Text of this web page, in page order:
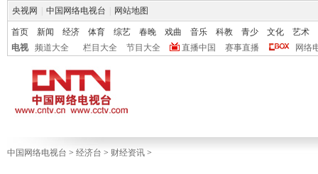
央视网 中国网络电视台 网站地图
首页 新闻 经济 体育 综艺 春晚 戏曲 音乐 科教 青少 文化
艺术
电视
频道大全 栏目大全 节目大全 直播中国 赛事直播 网络
中国网络电视台 > 经济台 > 财经资讯 >